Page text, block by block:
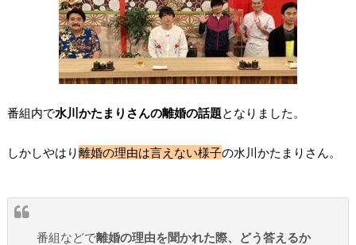
番組内で水川かたまりさんの離婚の話題となりました。
しかしやはり離婚の理由は言えない様子の水川かたまりさん。
番組などで離婚の理由を聞かれた際、どう答えるか